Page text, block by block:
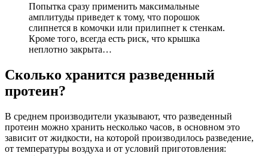
Попытка сразу применить максимальные
амплитуды приведет к тому, что порошок
слипнется в комочки или прилипнет к стенкам.
Кроме того, всегда есть риск, что крышка
неплотно закрыта…
Сколько хранится разведенный
протеин?
В среднем производители указывают, что разведенный
протеин можно хранить несколько часов, в основном это
зависит от жидкости, на которой производилось разведение,
от температуры воздуха и от условий приготовления: